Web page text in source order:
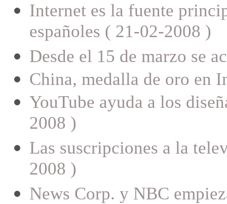
Internet es la fuente
españoles ( 21-02-2008 )
Desde el 15 de marzo se
China, medalla de oro en
YouTube ayuda a los
2008 )
Las suscripciones a la
2008 )
News Corp. y NBC